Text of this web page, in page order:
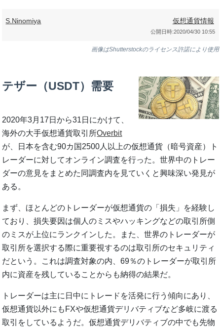
S.Ninomiya 仮想通貨情報
公開日時:2020/04/30 10:55
画像はShutterstockのライセンス許諾により使用
テザー（USDT）需要
2020年3月17日から31日にかけて、
海外の大手仮想通貨取引所Overbit
が、日本を含む90カ国2500人以上の仮想通貨（暗号資産）ト
レーダーに対してオンライン調査を行った。世界中のトレー
ダーの意見をまとめた同調査内を見ていくと興味深い発見が
ある。
まず、ほとんどのトレーダーが仮想通貨の「損失」を経験し
ており、損失要因は個人のミスやハッキングなどの取引所側
のミスが上位にランクインした。また、世界のトレーダーが
取引所を選択する際に重要視するのは取引所のセキュリティ
だという。これは調査対象の内、69％のトレーダーが取引所
内に資産を残していることからも納得の結果だ。
トレーダーは主に日中にトレードを活発に行う傾向にあり、
仮想通貨以外にもFXや仮想通貨デリバティブなど多岐に渡る
取引をしているようだ。仮想通貨デリバティブの中でも先物